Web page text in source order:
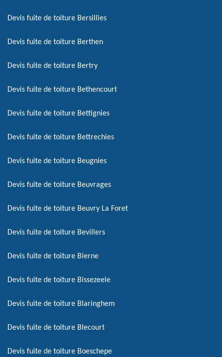
Devis fuite de toiture Bersillies
Devis fuite de toiture Berthen
Devis fuite de toiture Bertry
Devis fuite de toiture Bethencourt
Devis fuite de toiture Bettignies
Devis fuite de toiture Bettrechies
Devis fuite de toiture Beugnies
Devis fuite de toiture Beuvrages
Devis fuite de toiture Beuvry La Foret
Devis fuite de toiture Bevillers
Devis fuite de toiture Bierne
Devis fuite de toiture Bissezeele
Devis fuite de toiture Blaringhem
Devis fuite de toiture Blecourt
Devis fuite de toiture Boeschepe